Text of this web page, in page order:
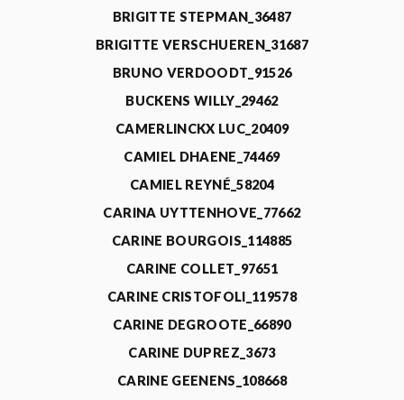
BRIGITTE STEPMAN_36487
BRIGITTE VERSCHUEREN_31687
BRUNO VERDOODT_91526
BUCKENS WILLY_29462
CAMERLINCKX LUC_20409
CAMIEL DHAENE_74469
CAMIEL REYNÉ_58204
CARINA UYTTENHOVE_77662
CARINE BOURGOIS_114885
CARINE COLLET_97651
CARINE CRISTOFOLI_119578
CARINE DEGROOTE_66890
CARINE DUPREZ_3673
CARINE GEENENS_108668